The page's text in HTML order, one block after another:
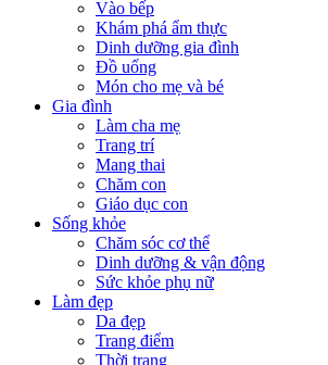
Vào bếp
Khám phá ẩm thực
Dinh dưỡng gia đình
Đồ uống
Món cho mẹ và bé
Gia đình
Làm cha mẹ
Trang trí
Mang thai
Chăm con
Giáo dục con
Sống khỏe
Chăm sóc cơ thể
Dinh dưỡng & vận động
Sức khỏe phụ nữ
Làm đẹp
Da đẹp
Trang điểm
Thời trang